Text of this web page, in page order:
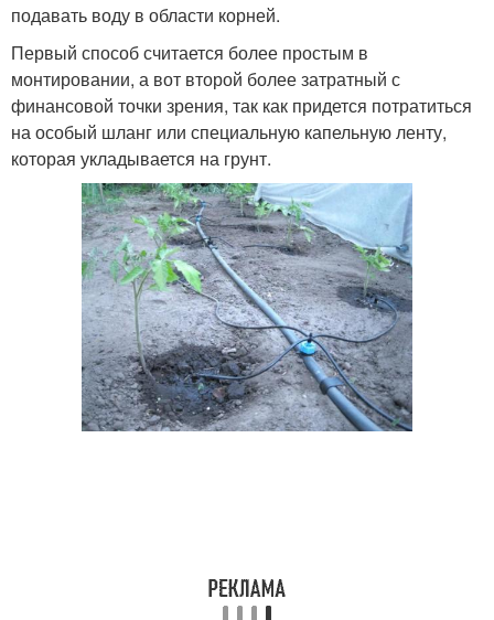
подавать воду в области корней.
Первый способ считается более простым в
монтировании, а вот второй более затратный с
финансовой точки зрения, так как придется потратиться
на особый шланг или специальную капельную ленту,
которая укладывается на грунт.